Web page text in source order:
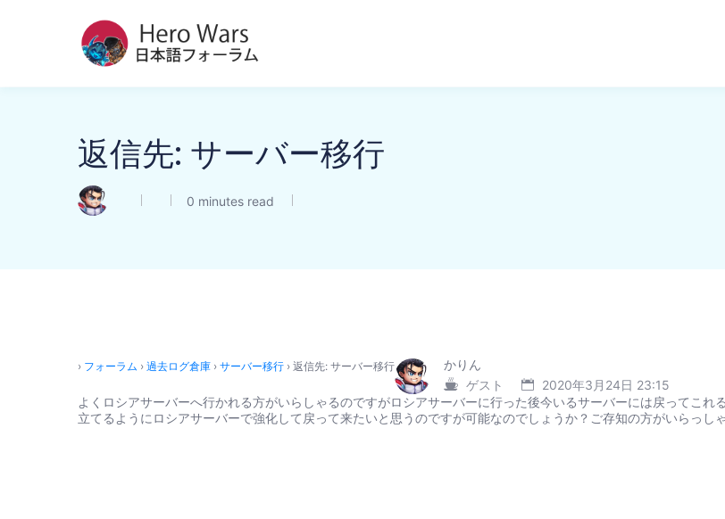
返信先: サーバー移行
0 minutes read
› フォーラム › 過去ログ倉庫 › サーバー移行 › 返信先: サーバー移行
かりん
ゲスト
2020年3月24日 23:15
よくロシアサーバーへ行かれる方がいらしゃるのですがロシアサーバーに行った後今いるサーバーには戻ってこ
立てるようにロシアサーバーで強化して戻って来たいと思うのですが可能なのでしょうか？ご存知の方がいらっし